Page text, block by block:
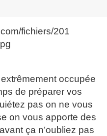
occupée
de préparer vos
pas on ne vous
on vous apporte des
ça n’oubliez pas